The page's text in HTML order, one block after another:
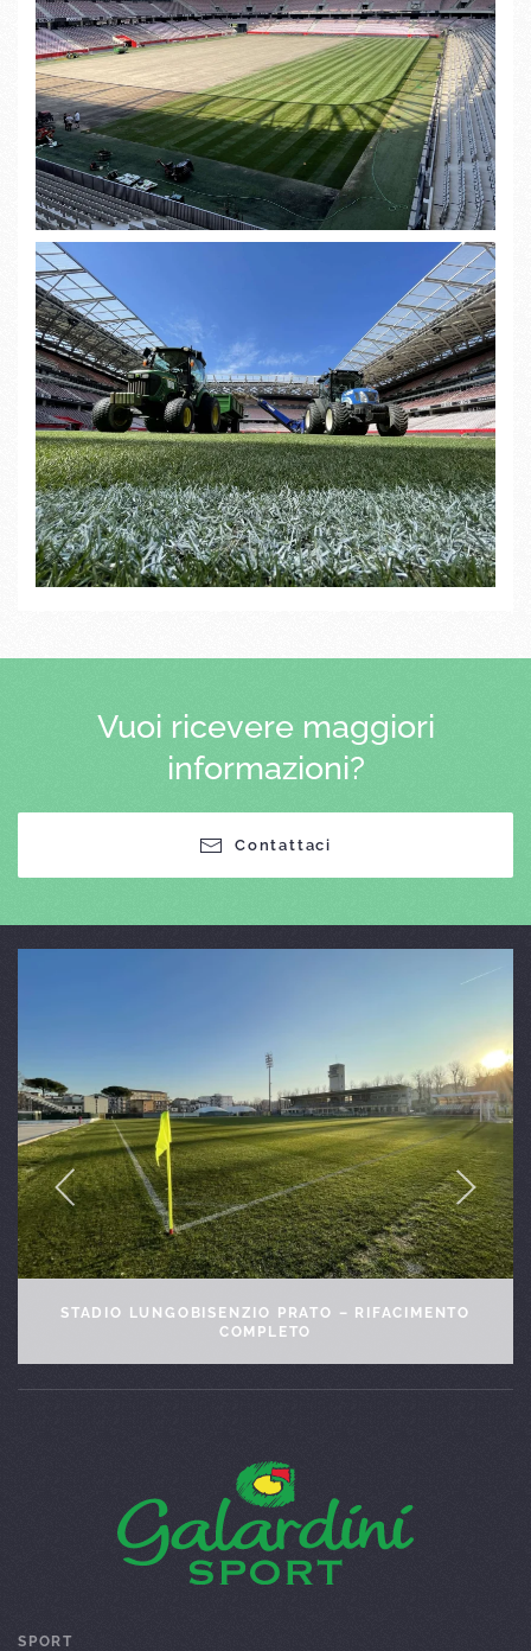
Vuoi ricevere maggiori
informazioni?
Contattaci
RIZOLLATURA ALLO STADIO ROCCO DI TRIESTE: UN
NUOVO CAMPO PER LA TRIESTINA
SPORT